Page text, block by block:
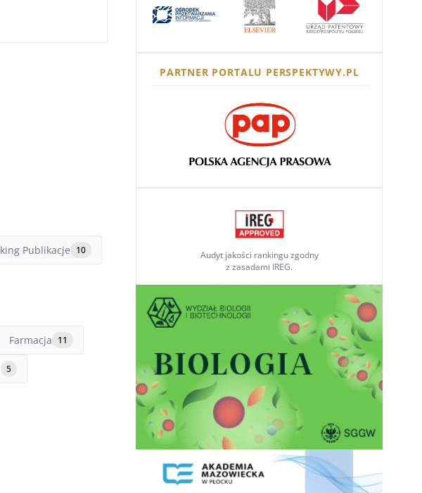
Publikacje 10
Farmacja 11
5
PARTNER PORTALU PERSPEKTYWY.PL
Audyt jakości rankingu zgodny
z zasadami IREG.